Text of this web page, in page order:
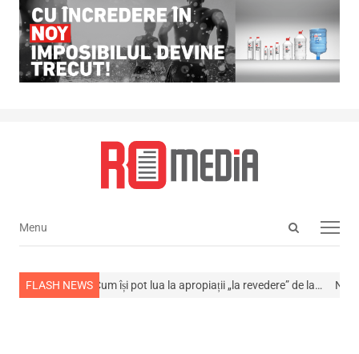
Open
Menu
Menu
FLASH NEWS
din viață Cum își pot lua la apropiații „la revedere” de la… NEWS